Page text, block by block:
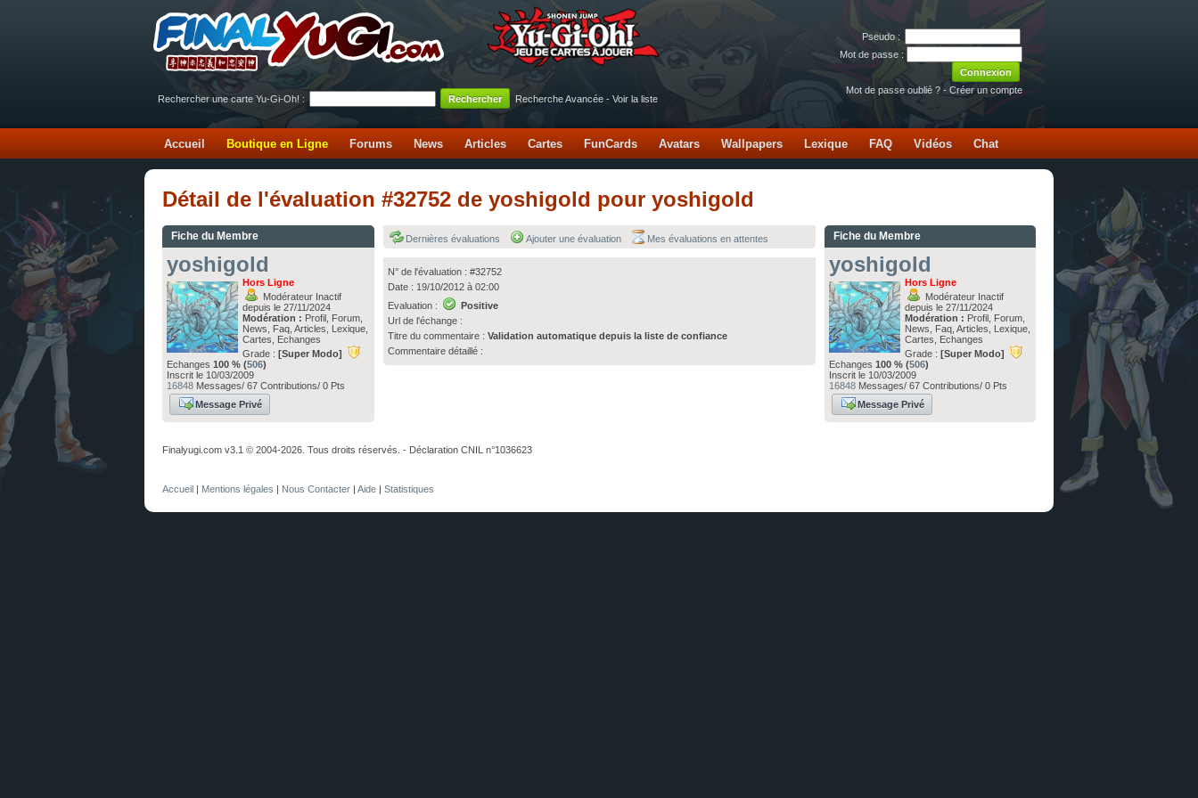
Pseudo :
Mot de passe :
Mot de passe oublié ? - Créer un compte
Rechercher une carte Yu-Gi-Oh! :
Recherche Avancée - Voir la liste
Accueil Boutique en Ligne Forums News Articles Cartes FunCards Avatars Wallpapers Lexique FAQ Vidéos Chat
Détail de l'évaluation #32752 de yoshigold pour yoshigold
Fiche du Membre
yoshigold
Hors Ligne
Modérateur Inactif
depuis le 27/11/2024
Modération : Profil, Forum,
News, Faq, Articles, Lexique,
Cartes, Echanges
Grade : [Super Modo]
Echanges 100 % (506)
Inscrit le 10/03/2009
16848 Messages/ 67 Contributions/ 0 Pts
Message Privé
Dernières évaluations Ajouter une évaluation Mes évaluations en attentes
N° de l'évaluation : #32752
Date : 19/10/2012 à 02:00
Evaluation :
Positive
Url de l'échange :
Titre du commentaire : Validation automatique depuis la liste de confiance
Commentaire détaillé :
Fiche du Membre
yoshigold
Hors Ligne
Modérateur Inactif
depuis le 27/11/2024
Modération : Profil, Forum,
News, Faq, Articles, Lexique,
Cartes, Echanges
Grade : [Super Modo]
Echanges 100 % (506)
Inscrit le 10/03/2009
16848Messages/ 67 Contributions/ 0 Pts
Message Privé
Finalyugi.com v3.1 © 2004-2026. Tous droits réservés. - Déclaration CNIL n°1036623
Accueil | Mentions légales | Nous Contacter | Aide | Statistiques